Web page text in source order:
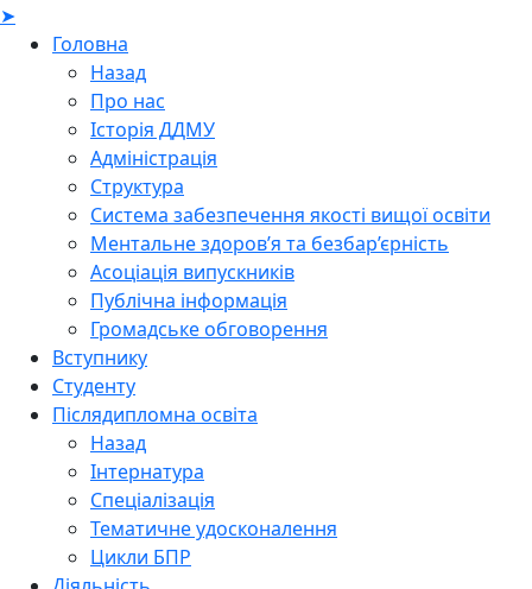
➤
Головна
Назад
Про нас
Історія ДДМУ
Адміністрація
Структура
Система забезпечення якості вищої освіти
Ментальне здоров’я та безбар’єрність
Асоціація випускників
Публічна інформація
Громадське обговорення
Вступнику
Студенту
Післядипломна освіта
Назад
Інтернатура
Спеціалізація
Тематичне удосконалення
Цикли БПР